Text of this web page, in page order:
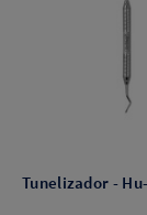
Tunelizador -